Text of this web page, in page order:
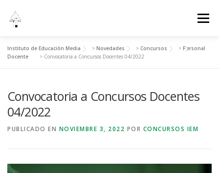
Menú
INICIO INSTITUCIONAL ADMINISTRACIÓN
ESTUDIANTES EVENTOS
Instituto de Educación Media > Novedades > Concursos > Personal
Docente
> Convocatoria a Concursos Docentes 04/2022
Convocatoria a Concursos Docentes
04/2022
PUBLICADO EN NOVIEMBRE 3, 2022 POR CONCURSOS IEM